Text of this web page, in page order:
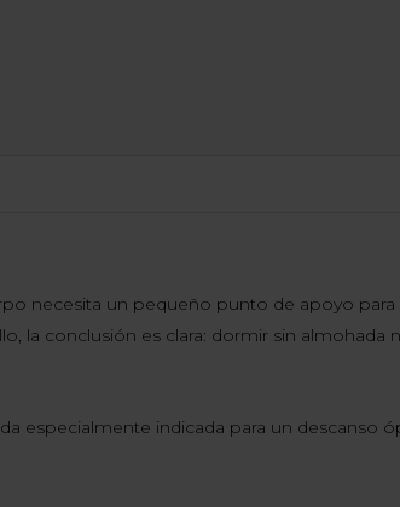
necesita un pequeño punto de apoyo
la conclusión es clara: dormir sin
especialmente indicada para un descanso